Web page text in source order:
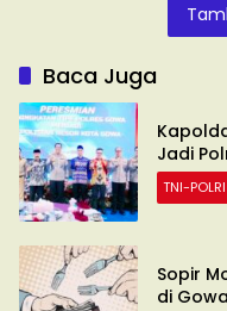
Baca Juga
Jadi
TNI-POLRI
Sopir
di Gowa